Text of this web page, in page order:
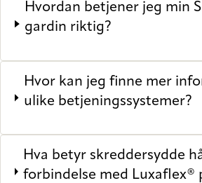
Hvordan betjener jeg min
gardin riktig?
Hvor kan jeg finne mer
ulike betjeningssystemer?
Hva betyr skreddersydde
forbindelse med Luxaflex®